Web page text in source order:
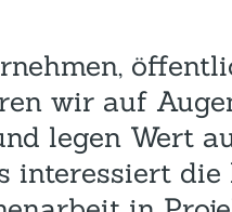
wir auf
legen Wert
interessiert